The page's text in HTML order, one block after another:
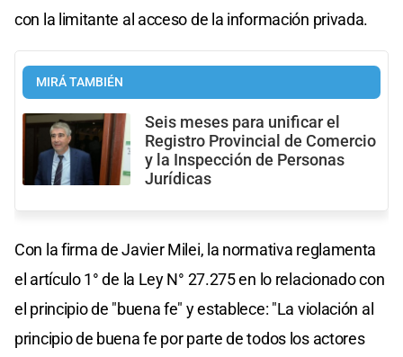
con la limitante al acceso de la información privada.
MIRÁ TAMBIÉN
Seis meses para unificar el
Registro Provincial de Comercio
y la Inspección de Personas
Jurídicas
Con la firma de Javier Milei, la normativa reglamenta
el artículo 1° de la Ley N° 27.275 en lo relacionado con
el principio de "buena fe" y establece: "La violación al
principio de buena fe por parte de todos los actores